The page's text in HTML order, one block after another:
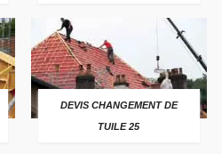
DEVIS CHANGEMENT DE
TUILE 25